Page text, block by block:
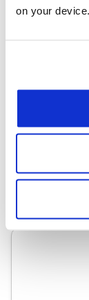
on your device.
Électrovanne